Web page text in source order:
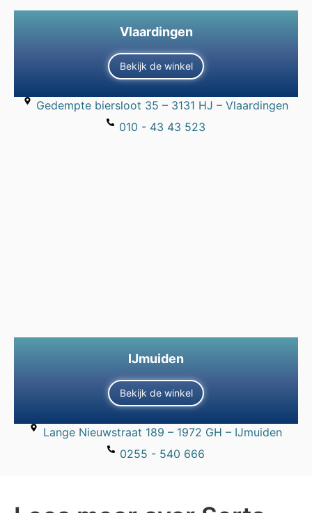
Vlaardingen
Bekijk de winkel
Gedempte biersloot 35 – 3131 HJ – Vlaardingen
010 - 43 43 523
IJmuiden
Bekijk de winkel
Lange Nieuwstraat 189 – 1972 GH – IJmuiden
0255 - 540 666